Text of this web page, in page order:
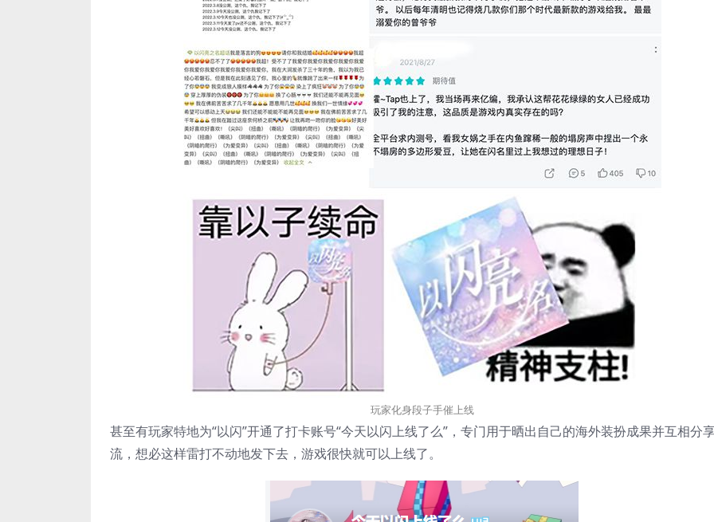
玩家化身段子手催上线
甚至有玩家特地为“以闪”开通了打卡账号“今天以闪上线了么”，专门用于晒出自己的海外装扮成果并互相分
流，想必这样雷打不动地发下去，游戏很快就可以上线了。